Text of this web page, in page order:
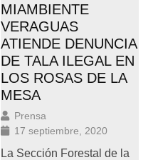
MIAMBIENTE
VERAGUAS
ATIENDE DENUNCIA
DE TALA ILEGAL EN
LOS ROSAS DE LA
MESA
Prensa
17 septiembre, 2020
La Sección Forestal de la